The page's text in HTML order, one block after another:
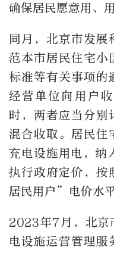
确保居民愿意用、用
同月，北京市发展
范本市居民住宅小
标准等有关事项的
经营单位向用户
时，两者应当分别
混合收取。居民住
充电设施用电，
执行政府定价，
居民用户”电价水平
2023年7月，北京
电设施运营管理服